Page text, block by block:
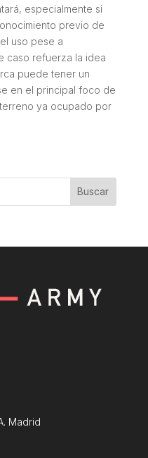
especialmente si
previo de
uso pese a
caso refuerza la idea
puede tener un
en el principal foco de
ya ocupado por
Buscar
Madrid